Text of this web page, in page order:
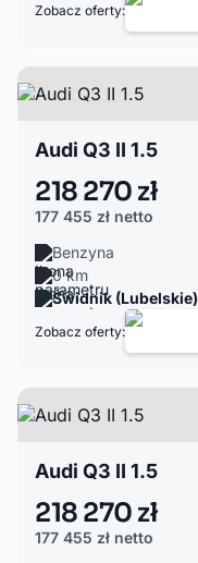
Zobacz oferty:
Audi Q3 II 1.5
218 270 zł
177 455 zł netto
Benzyna
0 km
Świdnik (Lubelskie)
Zobacz oferty:
Audi Q3 II 1.5
218 270 zł
177 455 zł netto